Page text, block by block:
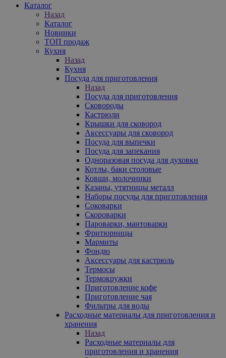
Каталог
Назад
Каталог
Новинки
ТОП продаж
Кухня
Назад
Кухня
Посуда для приготовления
Назад
Посуда для приготовления
Сковороды
Кастрюли
Крышки для сковород
Аксессуары для сковород
Посуда для выпечки
Посуда для запекания
Одноразовая посуда для духовки
Котлы, баки столовые
Ковши, молочники
Казаны, утятницы металл
Наборы посуды для приготовления
Соковарки
Скороварки
Пароварки, мантоварки
Фритюрницы
Мармиты
Фондю
Аксессуары для кастрюль
Термосы
Термокружки
Приготовление кофе
Приготовление чая
Фильтры для воды
Расходные материалы для приготовления и
хранения
Назад
Расходные материалы для
приготовления и хранения